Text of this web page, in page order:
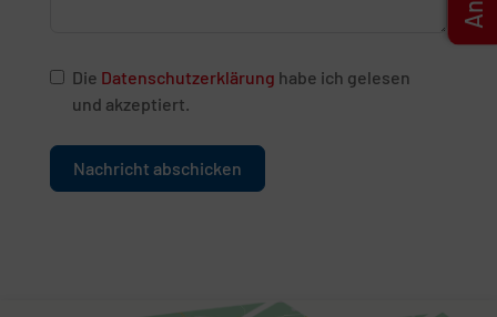
Die Datenschutzerklärung habe ich gelesen
und akzeptiert.
Nachricht abschicken